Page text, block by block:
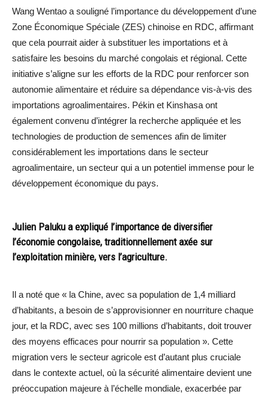
Wang Wentao a souligné l’importance du développement d’une
Zone Économique Spéciale (ZES) chinoise en RDC, affirmant
que cela pourrait aider à substituer les importations et à
satisfaire les besoins du marché congolais et régional. Cette
initiative s’aligne sur les efforts de la RDC pour renforcer son
autonomie alimentaire et réduire sa dépendance vis-à-vis des
importations agroalimentaires. Pékin et Kinshasa ont
également convenu d’intégrer la recherche appliquée et les
technologies de production de semences afin de limiter
considérablement les importations dans le secteur
agroalimentaire, un secteur qui a un potentiel immense pour le
développement économique du pays.
Julien Paluku a expliqué l’importance de diversifier
l’économie congolaise, traditionnellement axée sur
l’exploitation minière, vers l’agriculture.
Il a noté que « la Chine, avec sa population de 1,4 milliard
d’habitants, a besoin de s’approvisionner en nourriture chaque
jour, et la RDC, avec ses 100 millions d’habitants, doit trouver
des moyens efficaces pour nourrir sa population ». Cette
migration vers le secteur agricole est d’autant plus cruciale
dans le contexte actuel, où la sécurité alimentaire devient une
préoccupation majeure à l’échelle mondiale, exacerbée par